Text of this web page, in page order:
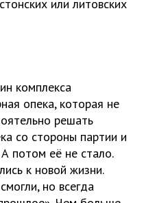
или литовских
комплекса
опека, которая не
решать
со стороны партии и
потом её не стало.
к новой жизни.
но всегда